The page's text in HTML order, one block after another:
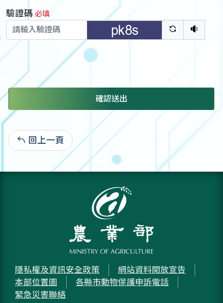
驗證碼 必填
驗證碼重新
聽語
確認送出
回上一頁
隱私權及資訊安全政策
網站資料開放宣告
本部位置圖
各縣市動物保護申訴電話
緊急災害聯絡